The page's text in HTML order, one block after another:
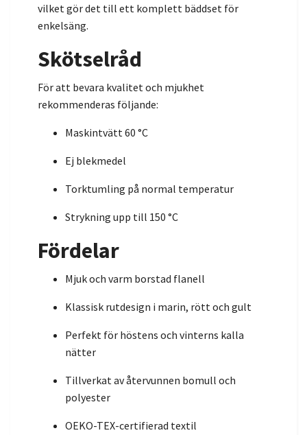
vilket gör det till ett komplett bäddset för
enkelsäng.
Skötselråd
För att bevara kvalitet och mjukhet
rekommenderas följande:
Maskintvätt 60 °C
Ej blekmedel
Torktumling på normal temperatur
Strykning upp till 150 °C
Fördelar
Mjuk och varm borstad flanell
Klassisk rutdesign i marin, rött och gult
Perfekt för höstens och vinterns kalla
nätter
Tillverkat av återvunnen bomull och
polyester
OEKO-TEX-certifierad textil